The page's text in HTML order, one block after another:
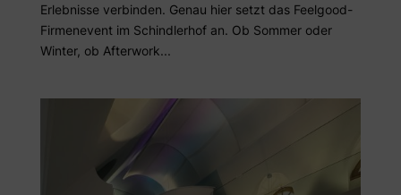
Erlebnisse verbinden. Genau hier setzt das Feelgood-
Firmenevent im Schindlerhof an. Ob Sommer oder
Winter, ob Afterwork...